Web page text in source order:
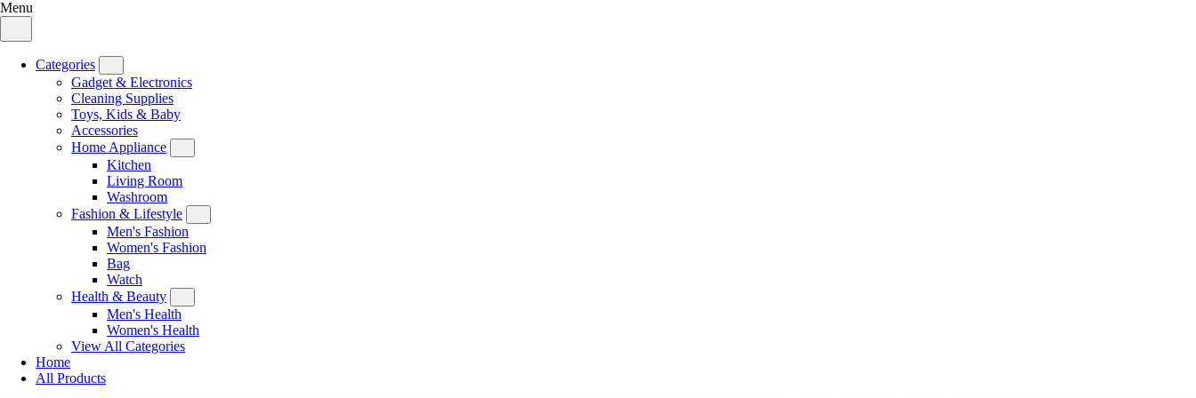
Menu
Categories
Gadget & Electronics
Cleaning Supplies
Toys, Kids & Baby
Accessories
Home Appliance
Kitchen
Living Room
Washroom
Fashion & Lifestyle
Men's Fashion
Women's Fashion
Bag
Watch
Health & Beauty
Men's Health
Women's Health
View All Categories
Home
All Products